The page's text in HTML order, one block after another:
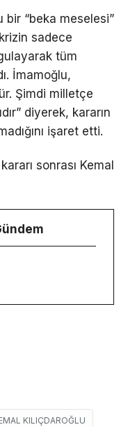
bir “beka meselesi”
sadece
tüm
İmamoğlu,
Şimdi milletçe
diyerek, kararın
işaret etti.
sonrası Kemal
KILIÇDAROĞLU